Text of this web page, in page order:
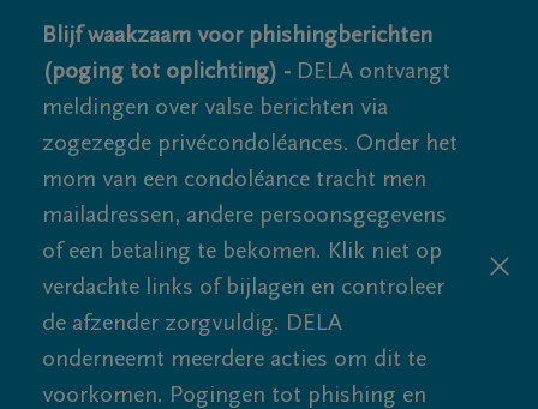
Blijf waakzaam voor phishingberichten
(poging tot oplichting) - DELA ontvangt
meldingen over valse berichten via
zogezegde privécondoléances. Onder het
mom van een condoléance tracht men
mailadressen, andere persoonsgegevens
of een betaling te bekomen. Klik niet op
verdachte links of bijlagen en controleer
de afzender zorgvuldig. DELA
onderneemt meerdere acties om dit te
voorkomen. Pogingen tot phishing en